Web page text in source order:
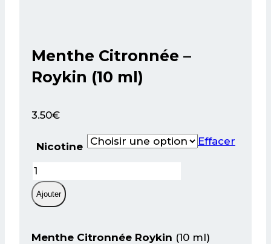
Menthe Citronnée –
Roykin (10 ml)
3.50€
Nicotine Effacer
quantité
de
Menthe
–
Ajouter
Menthe Citronnée Roykin (10 ml)